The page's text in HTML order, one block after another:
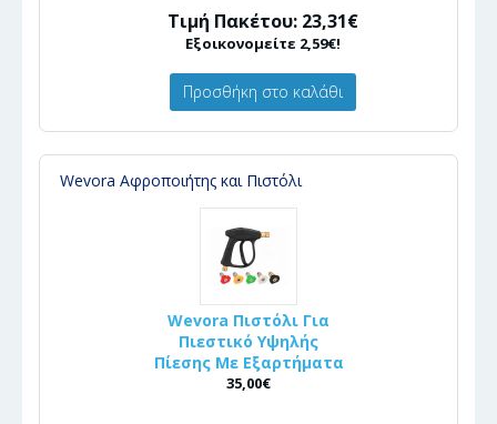
Τιμή Πακέτου: 23,31€
Εξοικονομείτε 2,59€!
Προσθήκη στο καλάθι
Wevora Αφροποιήτης και Πιστόλι
Wevora Πιστόλι Για
Πιεστικό Υψηλής
Πίεσης Με Εξαρτήματα
35,00€